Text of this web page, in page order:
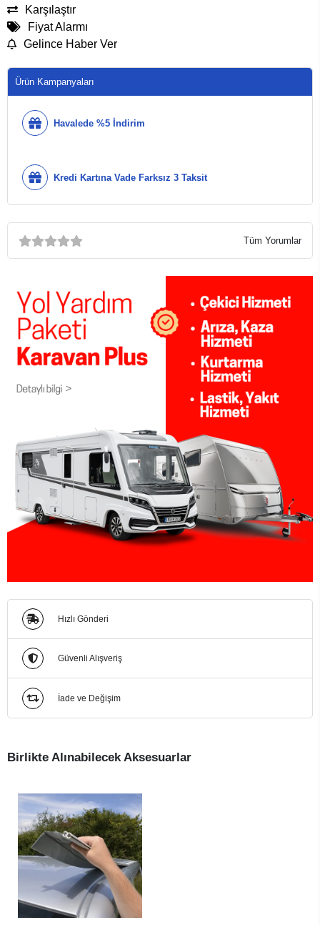
Karşılaştır
Fiyat Alarmı
Gelince Haber Ver
Ürün Kampanyaları
Havalede %5 İndirim
Kredi Kartına Vade Farksız 3 Taksit
Tüm Yorumlar
Hızlı Gönderi
Güvenli Alışveriş
İade ve Değişim
Birlikte Alınabilecek Aksesuarlar